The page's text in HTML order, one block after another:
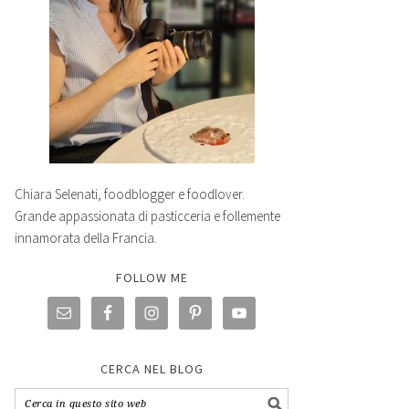
Chiara Selenati, foodblogger e foodlover.
Grande appassionata di pasticceria e follemente
innamorata della Francia.
FOLLOW ME
CERCA NEL BLOG